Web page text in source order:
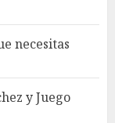
necesitas
y Juego